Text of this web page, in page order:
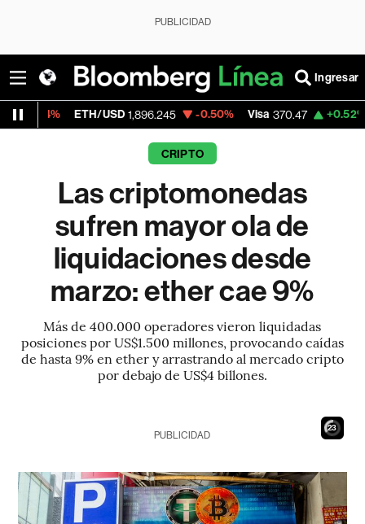
PUBLICIDAD
Ingresar
1,896.245 -0.50% Visa 370.47 +0.52%
CRIPTO
Las criptomonedas
sufren mayor ola de
liquidaciones desde
marzo: ether cae 9%
Más de 400.000 operadores vieron liquidadas
posiciones por US$1.500 millones, provocando caídas
de hasta 9% en ether y arrastrando al mercado cripto
por debajo de US$4 billones.
21
PUBLICIDAD